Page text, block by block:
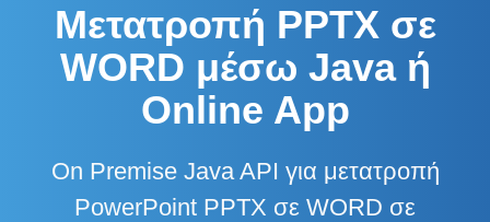
Μετατροπή PPTX σε
WORD μέσω Java ή
Online App
On Premise Java API για μετατροπή
PowerPoint PPTX σε WORD σε